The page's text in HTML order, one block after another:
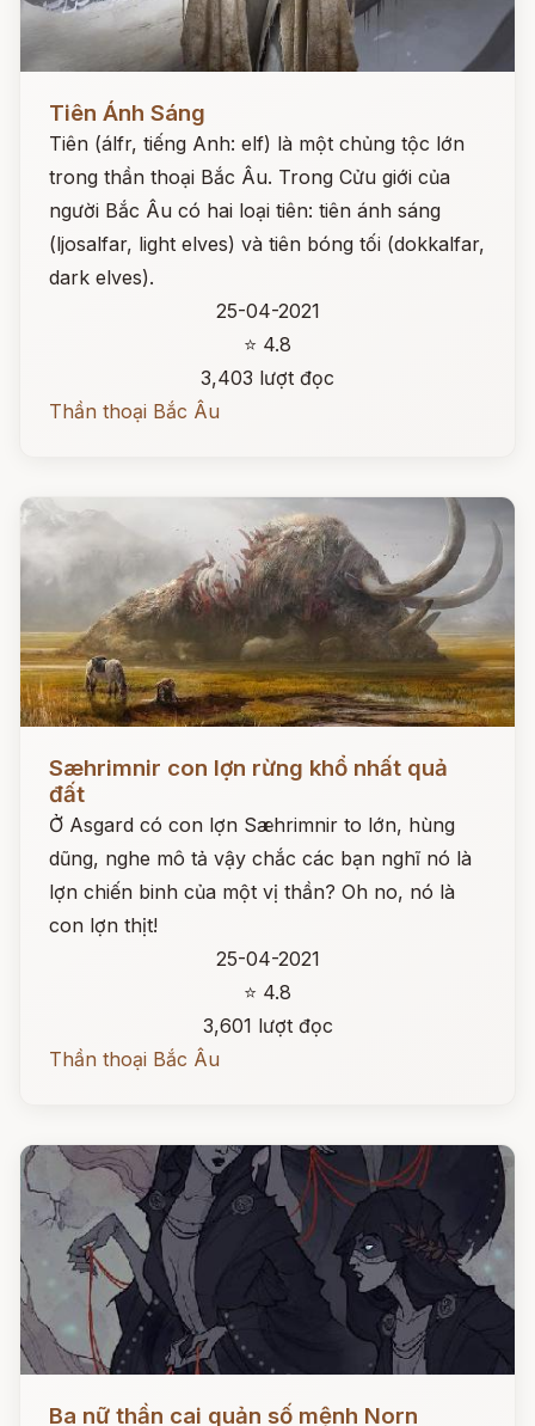
Tiên Ánh Sáng
Tiên (álfr, tiếng Anh: elf) là một chủng tộc lớn
trong thần thoại Bắc Âu. Trong Cửu giới của
người Bắc Âu có hai loại tiên: tiên ánh sáng
(ljosalfar, light elves) và tiên bóng tối (dokkalfar,
dark elves).
25-04-2021
⭐ 4.8
3,403 lượt đọc
Thần thoại Bắc Âu
Sæhrimnir con lợn rừng khổ nhất quả
đất
Ở Asgard có con lợn Sæhrimnir to lớn, hùng
dũng, nghe mô tả vậy chắc các bạn nghĩ nó là
lợn chiến binh của một vị thần? Oh no, nó là
con lợn thịt!
25-04-2021
⭐ 4.8
3,601 lượt đọc
Thần thoại Bắc Âu
Ba nữ thần cai quản số mệnh Norn